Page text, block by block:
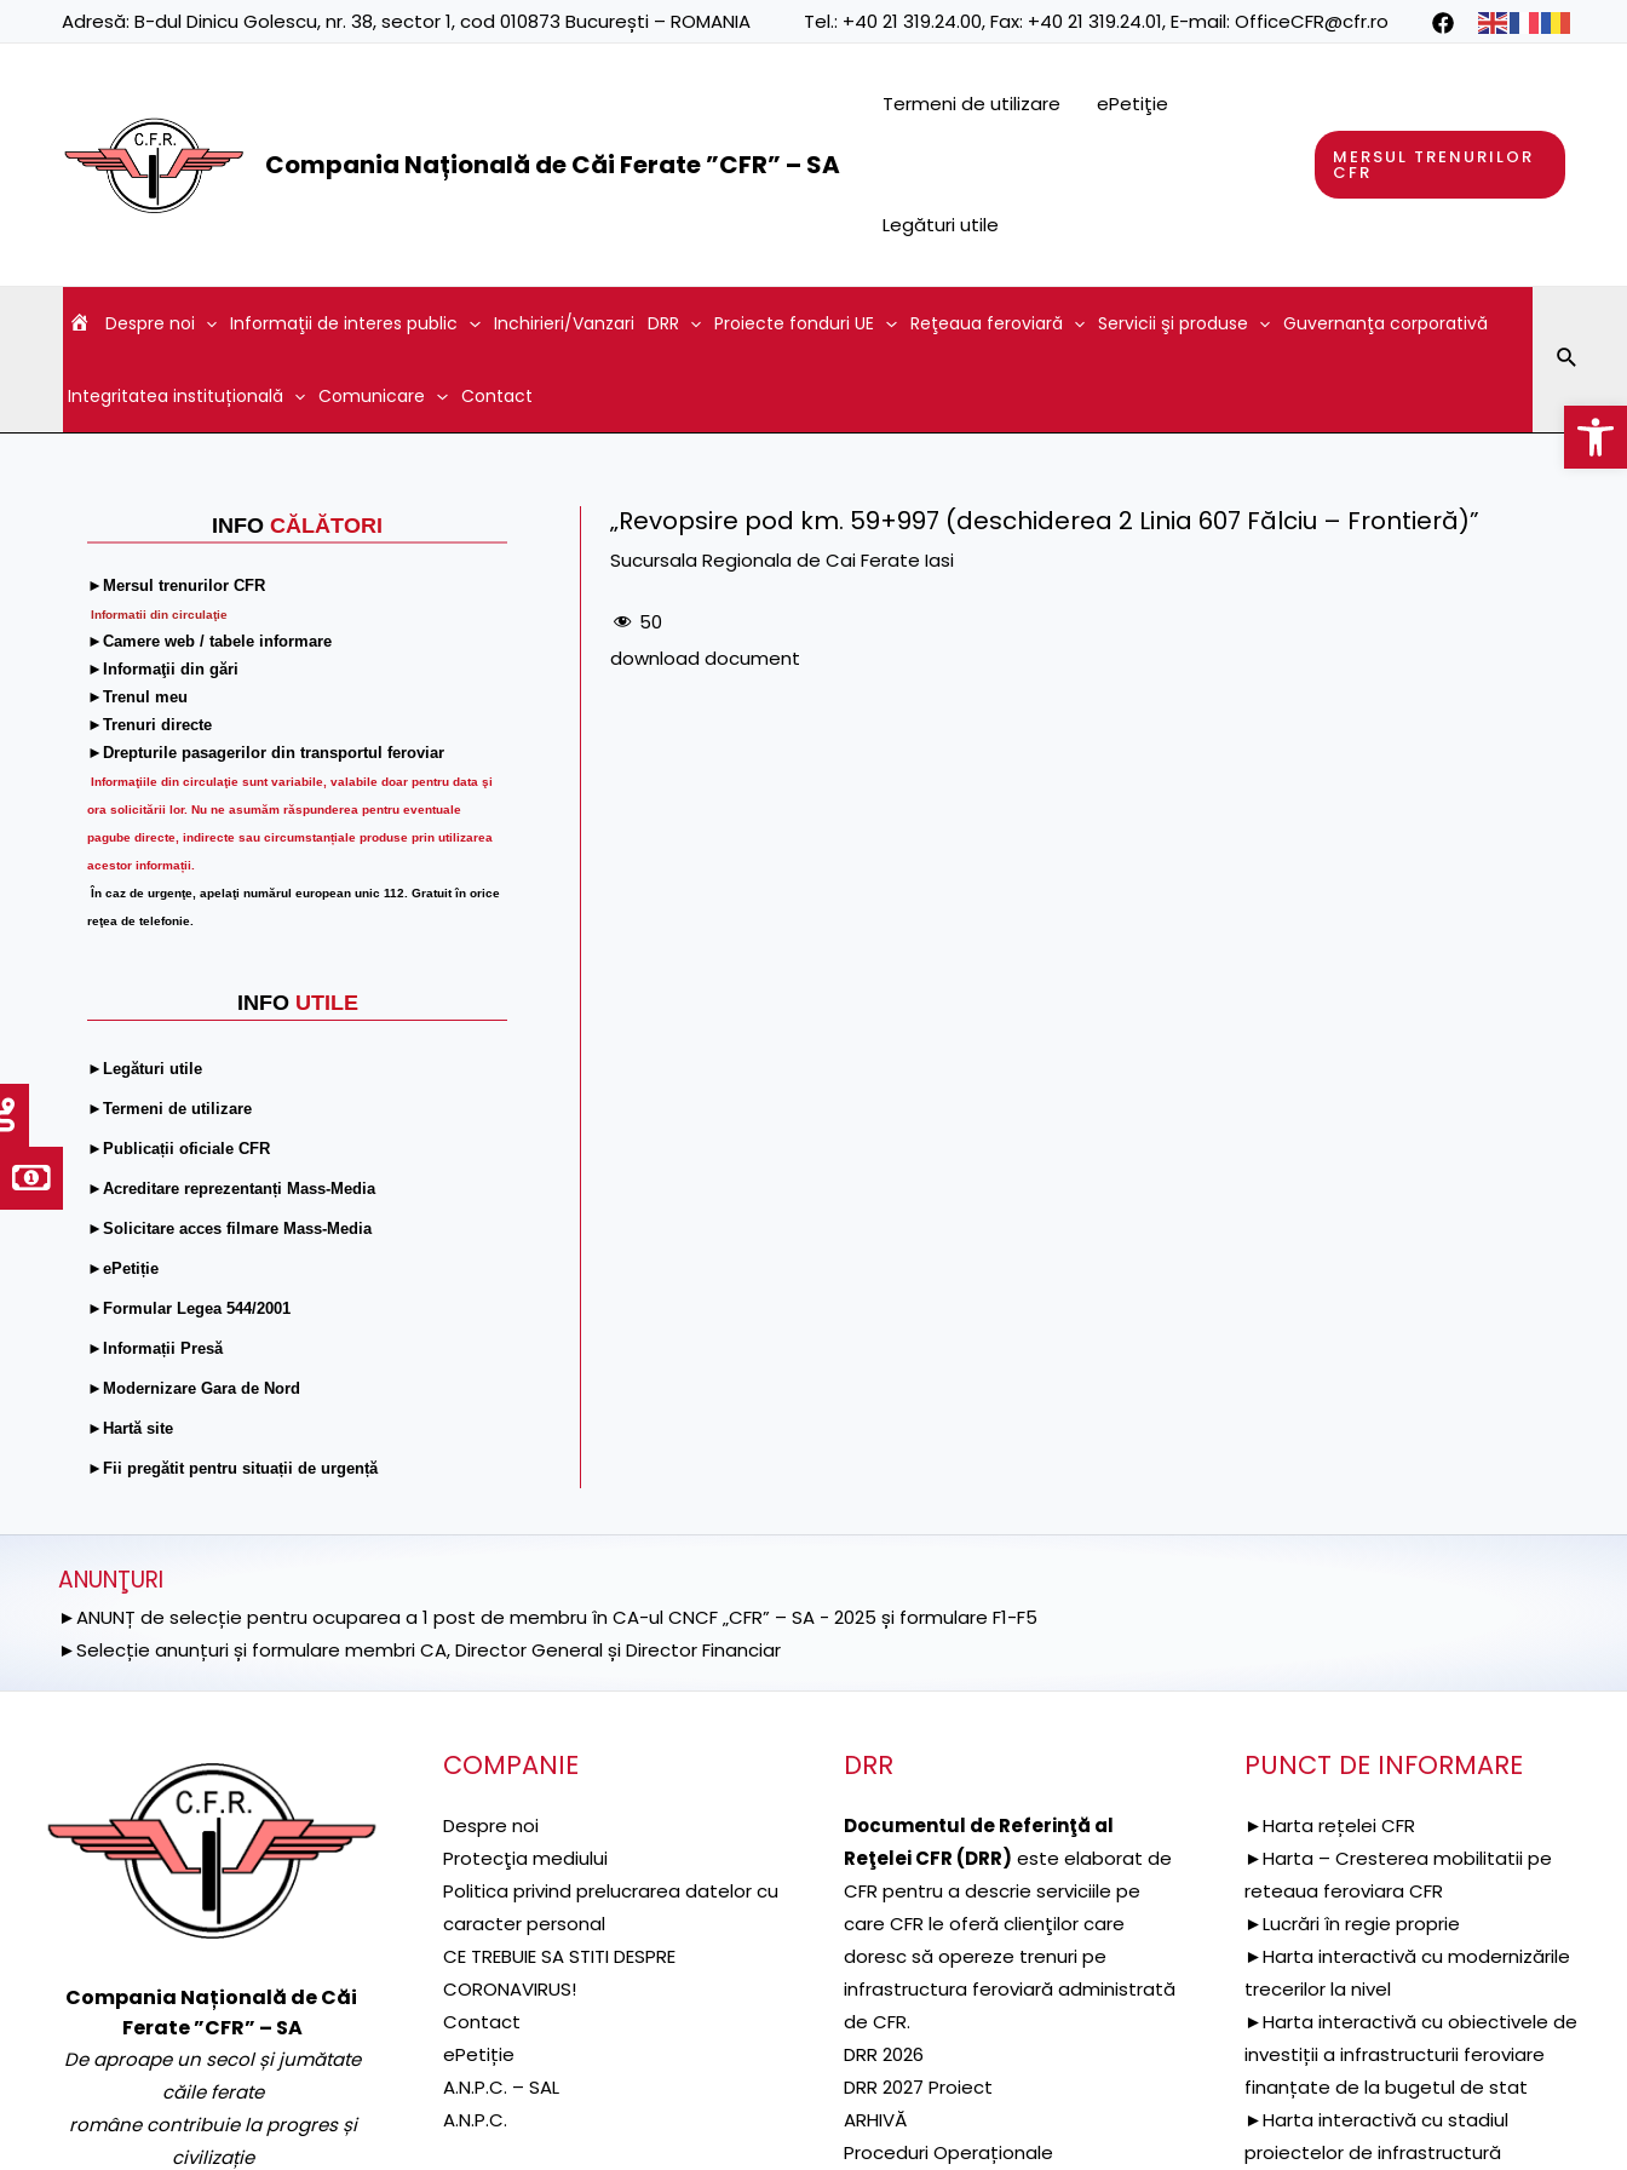
Adresă: B-dul Dinicu Golescu, nr. 38, sector 1, cod 010873 București – ROMANIA Tel.: +40 21 319.24.00, Fax: +40 21 319.24.01, E-mail: OfficeCFR@cfr.ro
Compania Națională de Căi Ferate ”CFR” – SA
Termeni de utilizare ePetiţie
Legături utile
MERSUL TRENURILOR
CFR
Despre noi Informaţii de interes public Inchirieri/Vanzari DRR Proiecte fonduri UE Reţeaua feroviară Servicii şi produse Guvernanţa corporativă
Integritatea instituțională Comunicare Contact
INFO CĂLĂTORI
►Mersul trenurilor CFR
Informatii din circulaţie
►Camere web / tabele informare
►Informaţii din gări
►Trenul meu
►Trenuri directe
►Drepturile pasagerilor din transportul feroviar
Informaţiile din circulaţie sunt variabile, valabile doar pentru data şi
ora solicitării lor. Nu ne asumăm răspunderea pentru eventuale
pagube directe, indirecte sau circumstanțiale produse prin utilizarea
acestor informații.
În caz de urgenţe, apelaţi numărul european unic 112. Gratuit în orice
reţea de telefonie.
INFO UTILE
►Legături utile
►Termeni de utilizare
►Publicații oficiale CFR
►Acreditare reprezentanți Mass-Media
►Solicitare acces filmare Mass-Media
►ePetiție
►Formular Legea 544/2001
►Informații Presă
►Modernizare Gara de Nord
►Hartă site
►Fii pregătit pentru situații de urgență
„Revopsire pod km. 59+997 (deschiderea 2 Linia 607 Fălciu – Frontieră)”
Sucursala Regionala de Cai Ferate Iasi
50
download document
ANUNŢURI
►ANUNȚ de selecție pentru ocuparea a 1 post de membru în CA-ul CNCF „CFR” – SA - 2025 și formulare F1-F5
►Selecție anunțuri și formulare membri CA, Director General și Director Financiar
Compania Națională de Căi
Ferate ”CFR” – SA
De aproape un secol și jumătate
căile ferate
române contribuie la progres și
civilizație
COMPANIE
Despre noi
Protecţia mediului
Politica privind prelucrarea datelor cu
caracter personal
CE TREBUIE SA STITI DESPRE
CORONAVIRUS!
Contact
ePetiție
A.N.P.C. – SAL
A.N.P.C.
DRR
Documentul de Referinţă al
Reţelei CFR (DRR) este elaborat de
CFR pentru a descrie serviciile pe
care CFR le oferă clienţilor care
doresc să opereze trenuri pe
infrastructura feroviară administrată
de CFR.
DRR 2026
DRR 2027 Proiect
ARHIVĂ
Proceduri Operaționale
PUNCT DE INFORMARE
►Harta rețelei CFR
►Harta – Cresterea mobilitatii pe
reteaua feroviara CFR
►Lucrări în regie proprie
►Harta interactivă cu modernizările
trecerilor la nivel
►Harta interactivă cu obiectivele de
investiții a infrastructurii feroviare
finanțate de la bugetul de stat
►Harta interactivă cu stadiul
proiectelor de infrastructură